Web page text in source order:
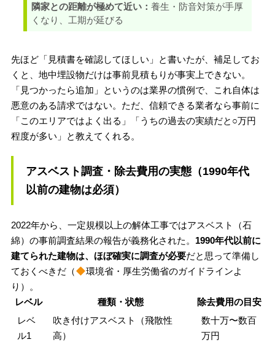
隣家との距離が極めて近い：養生・防音対策が手厚
くなり、工期が延びる
先ほど「見積書を確認してほしい」と書いたが、補足してお
くと、地中埋設物だけは事前見積もりが事実上できない。
「見つかったら追加」というのは業界の慣例で、これ自体は
悪意のある請求ではない。ただ、信頼できる業者なら事前に
「このエリアではよく出る」「うちの過去の実績だと○万円
程度が多い」と教えてくれる。
アスベスト調査・除去費用の実態（1990年代
以前の建物は必須）
2022年から、一定規模以上の解体工事ではアスベスト（石
綿）の事前調査結果の報告が義務化された。 1990年代以前に
建てられた建物は、ほぼ確実に調査が必要だと思って準備し
ておくべきだ（
環境省・厚生労働省のガイドラインよ
り）。
レベル
種類・状態
除去費用の目安
レベ
ル1
吹き付けアスベスト（飛散性
高）
数十万〜数百
万円